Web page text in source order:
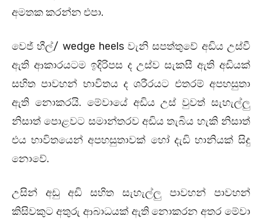
අමතක කරන්න එපා.
වෙජ් හීල්/ wedge heels වැනි සපත්තුවේ අඩිය උස්වී
ඇති ආකාරයටම ඉදිරිපස ද උස්ව සැකසී ඇති අඩියක්
සහිත පාවහන් භාවිතය ද ශරීරයට එතරම් අපහසුතා
ඇති නොකරයි. මේවායේ අඩිය උස් වුවත් සැහැල්ලු
නිසාත් පොළවට සමාන්තරව අඩිය තැබිය හැකි නිසාත්
එය භාවිතයෙන් අපහසුතාවක් හෝ දැඩි හානියක් සිදු
නොවේ.
උසින් අඩු අඩි සහිත සැහැල්ලු පාවහන් පාවහන්
කිසිවකුට අතුරු ආබාධයක් ඇති නොකරන අතර මේවා